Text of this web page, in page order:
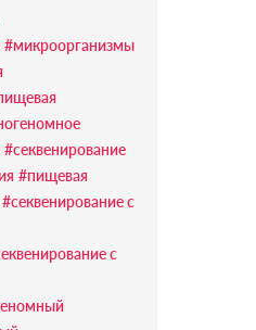
#микроорганизмы
#секвенирование
#пищевая
#секвенирование с
с